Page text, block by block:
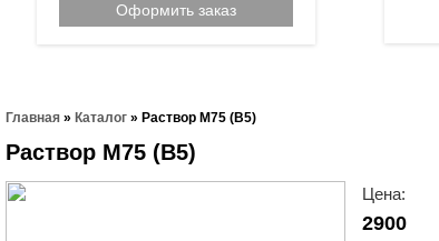
Оформить заказ
Главная » Каталог » Раствор М75 (В5)
Раствор М75 (В5)
Цена:
2900